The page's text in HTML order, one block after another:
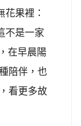
果裡：
不是一家
在早晨陽
陪伴，也
看更多故